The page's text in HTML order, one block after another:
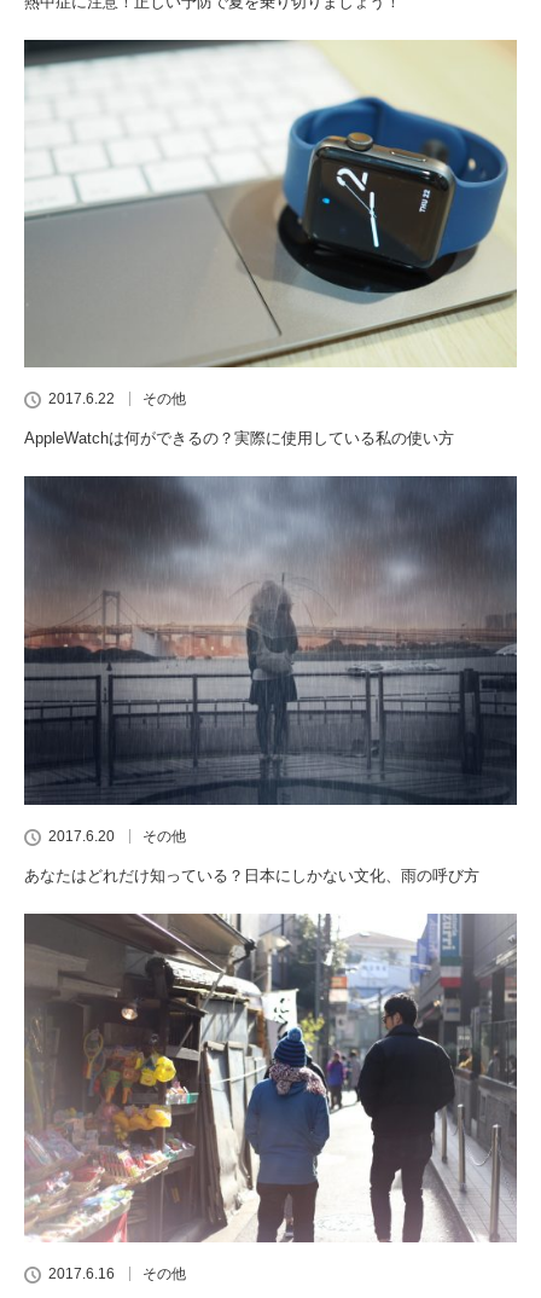
2017.6.22 その他
AppleWatchは何ができるの？実際に使用している私の使い方
2017.6.20 その他
あなたはどれだけ知っている？日本にしかない文化、雨の呼び方
2017.6.16 その他